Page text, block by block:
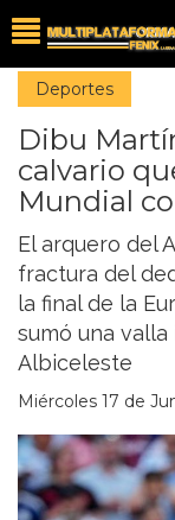
Deportes
Dibu
calvario
Mundial
El arquero del
fractura del
la final de la
sumó una
Albiceleste
Miércoles 17 de